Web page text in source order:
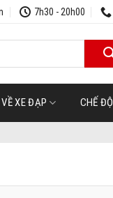
7h30 - 20h00
XE ĐẠP CHẾ